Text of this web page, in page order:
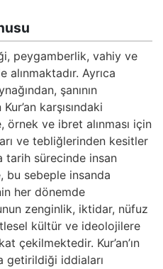
peygamberlik, vahiy ve
Ayrıca
şanının
karşısındaki
ve ibret alınması için
ve tebliğlerinden kesitler
tarih sürecinde insan
bu sebeple insanda
her dönemde
zenginlik, iktidar, nüfuz
kültür ve ideolojilere
çekilmektedir. Kur’an’ın
getirildiği iddiaları